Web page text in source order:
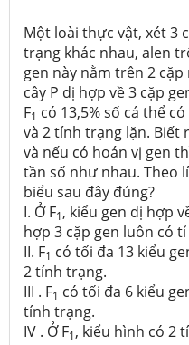
Một loài thực vật, xét 3
trạng khác nhau, alen
gen này nằm trên 2
cây P dị hợp về 3 cặp
F1 có 13,5% số cá thể
và 2 tính trạng lặn. Biết
và nếu có hoán vị gen
tần số như nhau. Theo
biểu sau đây đúng?
I. Ở F1, kiểu gen dị hợp
hợp 3 cặp gen luôn có
II. F1 có tối đa 13 kiểu
2 tính trạng.
III . F1 có tối đa 6 kiểu
tính trạng.
IV . Ở F1, kiểu hình có 2